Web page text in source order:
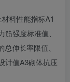
料性能指标A1
强度标准值、
伸长率限值、
计值A3砌体抗压